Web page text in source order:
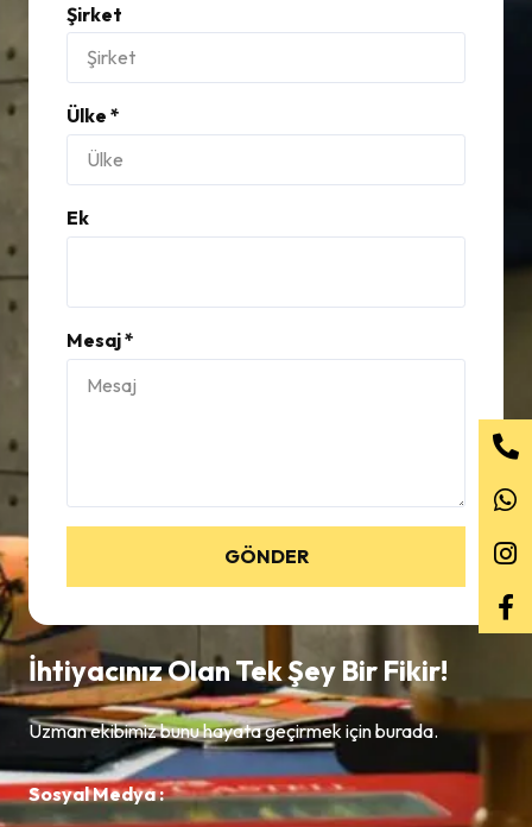
Şirket
Ülke *
Ek
Mesaj *
GÖNDER
İhtiyacınız Olan Tek Şey Bir Fikir!
Uzman ekibimiz bunu hayata geçirmek için burada.
Sosyal Medya :